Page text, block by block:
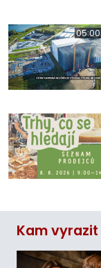
05:00
Kam